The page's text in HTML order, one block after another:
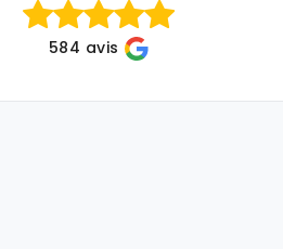
584 avis